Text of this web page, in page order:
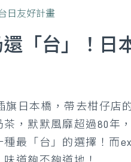
日友好計畫
還「台」！日
旗日本橋，帶去柑仔店
茶，默默風靡超過80年
種最「台」的選擇！而